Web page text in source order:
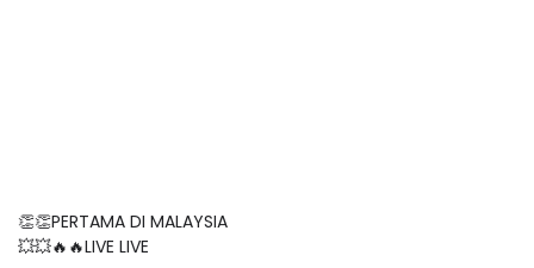
👏👏PERTAMA DI MALAYSIA
💥💥🔥🔥LIVE LIVE